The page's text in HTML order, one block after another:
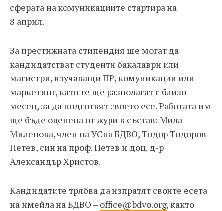
сферата на комуникациите стартира на
8 април.
За престижната стипендия ще могат да
кандидатстват студенти бакалаври или
магистри, изучаващи ПР, комуникации или
маркетинг, като те ще разполагат с близо
месец, за да подготвят своето есе. Работата им
ще бъде оценена от жури в състав: Мила
Миленова,член на УСна БДВО, Тодор Тодоров
Петев, син на проф. Петев и доц. д-р
Александър Христов.
Кандидатите трябва да изпратят своите есета
на имейла на БДВО – office@bdvo.org, както